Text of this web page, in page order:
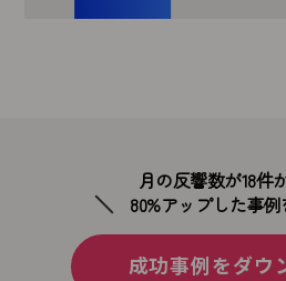
月の反響数が18件
80%アップした事例
成功事例をダウ